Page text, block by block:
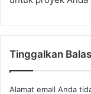
Tinggalkan
Alamat email Anda